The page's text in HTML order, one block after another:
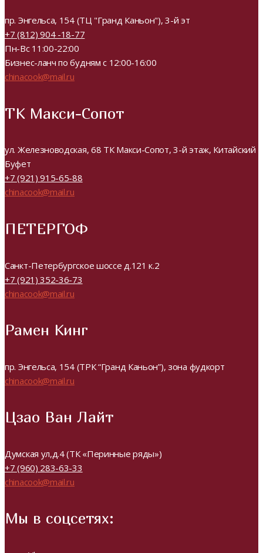
пр. Энгельса, 154 (ТЦ "Гранд Каньон"), 3-й эт
+7 (812) 904 -18-77
Пн-Вс 11:00-22:00
Бизнес-ланч по будням с 12:00-16:00
chinacook@mail.ru
ТК Макси-Сопот
ул. Железноводская, 68 ТК Макси-Сопот, 3-й этаж, Китайский
Буфет
+7 (921) 915-65-88
chinacook@mail.ru
ПЕТЕРГОФ
Санкт-Петербургское шоссе д.121 к.2
+7 (921) 352-36-73
chinacook@mail.ru
Рамен Кинг
пр. Энгельса, 154 (ТРК “Гранд Каньон”), зона фудкорт
chinacook@mail.ru
Цзао Ван Лайт
Думская ул,д.4 (ТК «Перинные ряды»)
+7 (960) 283-63-33
chinacook@mail.ru
Мы в соцсетях: